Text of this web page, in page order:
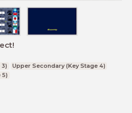
Upper Secondary (Key Stage 4)
5)